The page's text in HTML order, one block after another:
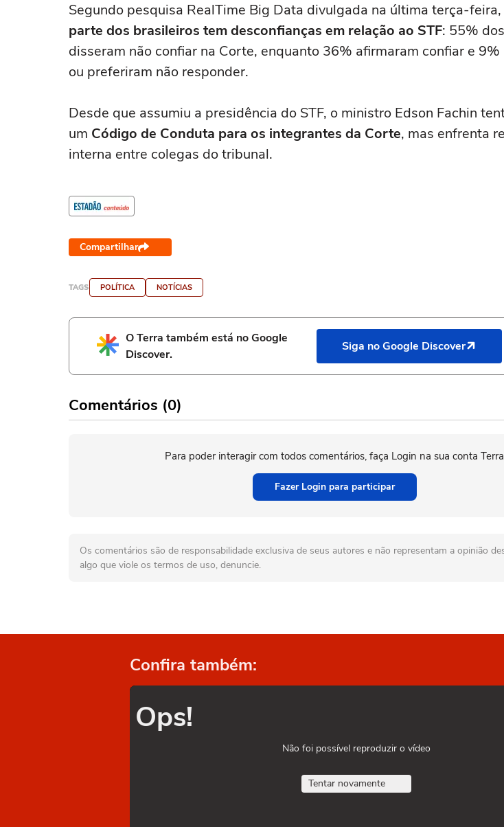
Segundo pesquisa RealTime Big Data divulgada na última terça-feira,
parte dos brasileiros tem desconfianças em relação ao STF: 55%
disseram não confiar na Corte, enquanto 36% afirmaram confiar e 9%
ou preferiram não responder.
Desde que assumiu a presidência do STF, o ministro Edson Fachin
um Código de Conduta para os integrantes da Corte, mas enfrenta
interna entre colegas do tribunal.
Compartilhar
TAGS POLÍTICA NOTÍCIAS
O Terra também está no Google
Discover.
Siga no Google Discover
Comentários (0)
Para poder interagir com todos comentários, faça Login na sua conta Terra
Fazer Login para participar
Os comentários são de responsabilidade exclusiva de seus autores e não representam a opinião
algo que viole os termos de uso, denuncie.
Confira também:
Ops!
Não foi possível reproduzir o vídeo
Tentar novamente